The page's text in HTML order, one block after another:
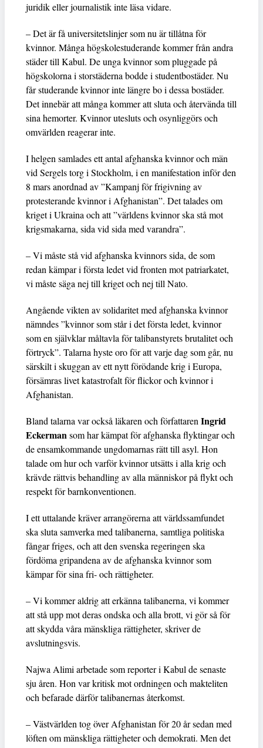
juridik eller journalistik inte läsa vidare.
– Det är få universitetslinjer som nu är tillåtna för
kvinnor. Många högskolestuderande kommer från andra
städer till Kabul. De unga kvinnor som pluggade på
högskolorna i storstäderna bodde i studentbostäder. Nu
får studerande kvinnor inte längre bo i dessa bostäder.
Det innebär att många kommer att sluta och återvända till
sina hemorter. Kvinnor utesluts och osynliggörs och
omvärlden reagerar inte.
I helgen samlades ett antal afghanska kvinnor och män
vid Sergels torg i Stockholm, i en manifestation inför den
8 mars anordnad av ”Kampanj för frigivning av
protesterande kvinnor i Afghanistan”. Det talades om
kriget i Ukraina och att ”världens kvinnor ska stå mot
krigsmakarna, sida vid sida med varandra”.
– Vi måste stå vid afghanska kvinnors sida, de som
redan kämpar i första ledet vid fronten mot patriarkatet,
vi måste säga nej till kriget och nej till Nato.
Angående vikten av solidaritet med afghanska kvinnor
nämndes ”kvinnor som står i det första ledet, kvinnor
som en självklar måltavla för talibanstyrets brutalitet och
förtryck”. Talarna hyste oro för att varje dag som går, nu
särskilt i skuggan av ett nytt förödande krig i Europa,
försämras livet katastrofalt för flickor och kvinnor i
Afghanistan.
Bland talarna var också läkaren och författarenIngrid
Eckermansom har kämpat för afghanska flyktingar och
de ensamkommande ungdomarnas rätt till asyl. Hon
talade om hur och varför kvinnor utsätts i alla krig och
krävde rättvis behandling av alla människor på flykt och
respekt för barnkonventionen.
I ett uttalande kräver arrangörerna att världssamfundet
ska sluta samverka med talibanerna, samtliga politiska
fångar friges, och att den svenska regeringen ska
fördöma gripandena av de afghanska kvinnor som
kämpar för sina fri- och rättigheter.
– Vi kommer aldrig att erkänna talibanerna, vi kommer
att stå upp mot deras ondska och alla brott, vi gör så för
att skydda våra mänskliga rättigheter, skriver de
avslutningsvis.
Najwa Alimi arbetade som reporter i Kabul de senaste
sju åren. Hon var kritisk mot ordningen och makteliten
och befarade därför talibanernas återkomst.
– Västvärlden tog över Afghanistan för 20 år sedan med
löften om mänskliga rättigheter och demokrati. Men det